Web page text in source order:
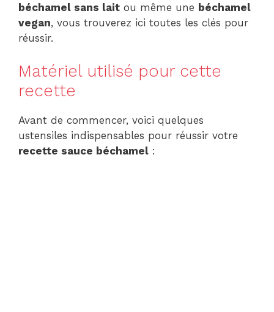
béchamel sans lait ou même une béchamel
vegan, vous trouverez ici toutes les clés pour
réussir.
Matériel utilisé pour cette
recette
Avant de commencer, voici quelques
ustensiles indispensables pour réussir votre
recette sauce béchamel :